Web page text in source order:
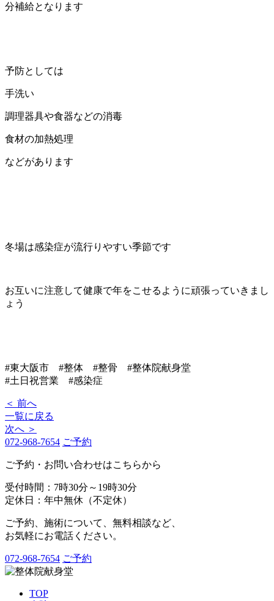
分補給となります
予防としては
手洗い
調理器具や食器などの消毒
食材の加熱処理
などがあります
冬場は感染症が流行りやすい季節です
お互いに注意して健康で年をこせるように頑張っていきまし
ょう
#東大阪市 #整体 #整骨 #整体院献身堂
#土日祝営業 #感染症
＜ 前へ
一覧に戻る
次へ ＞
072-968-7654 ご予約
ご予約・お問い合わせはこちらから
受付時間：7時30分～19時30分
定休日：年中無休（不定休）
ご予約、施術について、無料相談など、
お気軽にお電話ください。
072-968-7654 ご予約
TOP